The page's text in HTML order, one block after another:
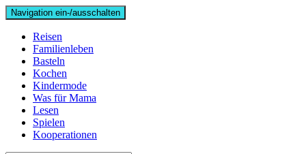
Navigation ein-/ausschalten
Reisen
Familienleben
Basteln
Kochen
Kindermode
Was für Mama
Lesen
Spielen
Kooperationen